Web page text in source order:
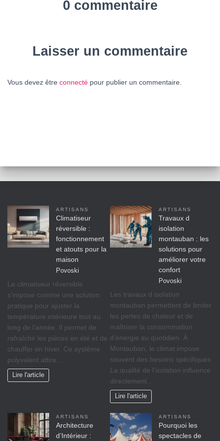
0 commentaire
Laisser un commentaire
Vous devez être connecté pour publier un commentaire.
ARTISANS
Climatiseur
réversible :
fonctionnement
et atouts pour la
maison
Povoski
Le climatiseur réversible
s’impose comme une solution
pratique pour ajuster la
température intérieure tout au
long de l’année. Il permet de
rafraîchir les pièces en été et de
chauffer en hiver. Ce système
polyvalent attire…
Lire l'article
ARTISANS
Travaux d
isolation
montauban : les
solutions pour
améliorer votre
confort
Povoski
Les travaux d isolation
montauban permettent de limiter
les pertes de chaleur et de
maîtriser la consommation
d’énergie au quotidien. À
Montauban, le climat impose
souvent des besoins spécifiques.
La qualité de l’isolation influence
directement…
Lire l'article
ARTISANS
Architecture
d’Intérieur :
ARTISANS
Pourquoi les
spectacles de